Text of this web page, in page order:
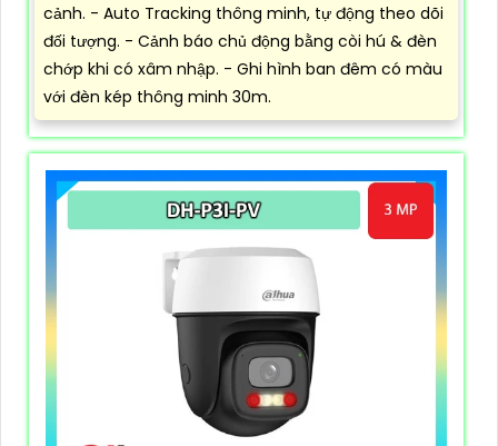
cảnh. - Auto Tracking thông minh, tự động theo dõi
đối tượng. - Cảnh báo chủ động bằng còi hú & đèn
chớp khi có xâm nhập. - Ghi hình ban đêm có màu
với đèn kép thông minh 30m.